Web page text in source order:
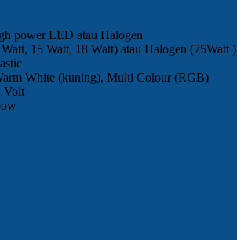
power LED atau Halogen
15 Watt, 18 Watt) atau Halogen (75Watt )
White (kuning), Multi Colour (RGB)
Volt